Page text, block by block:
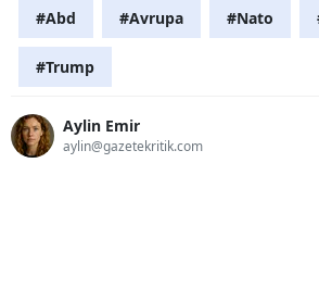
#Abd #Avrupa #Nato
#Trump
Aylin Emir
aylin@gazetekritik.com